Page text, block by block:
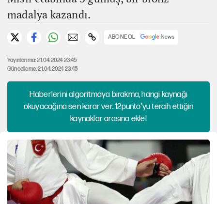
madalya kazandı.
ABONE OL
Yayınlanma: 21.04.2024 23:45
Güncelleme: 21.04.2024 23:45
Haberlerini algoritmaya bırakma, hangi kaynağı
okuyacağına sen karar ver. 12punto'yu tercih ettiğin
kaynaklar arasına ekle!